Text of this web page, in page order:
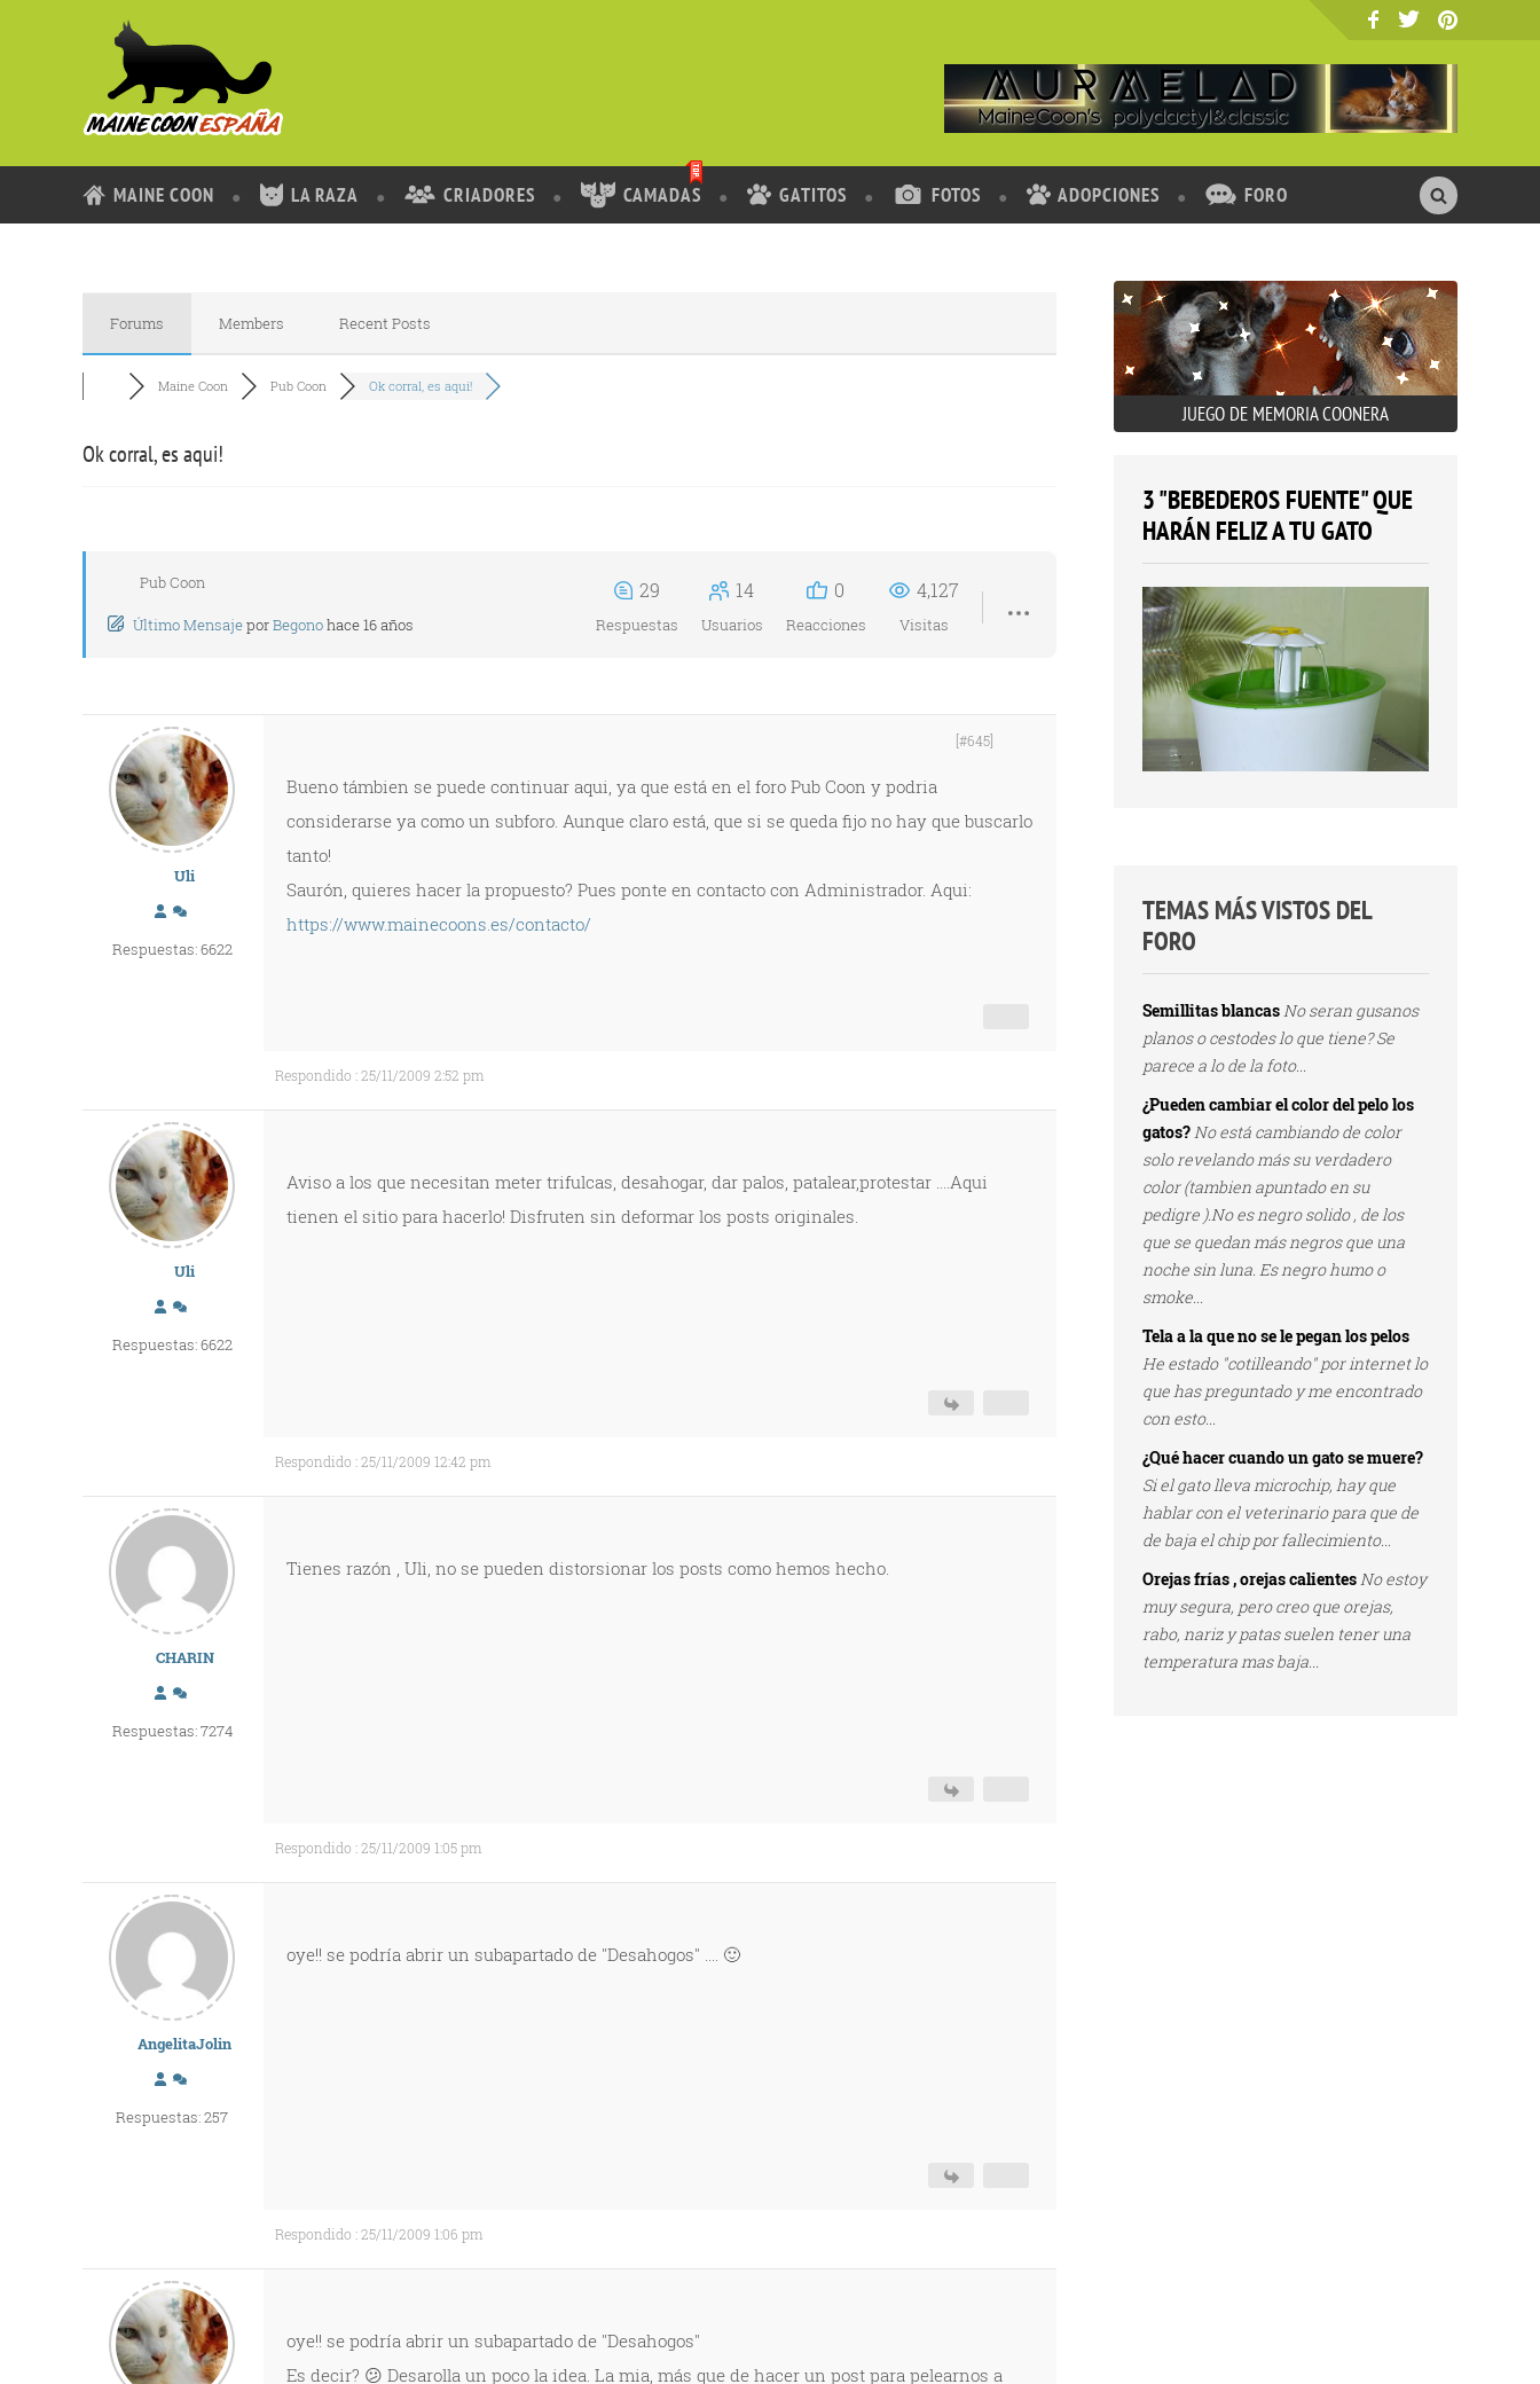
MAINE COON LA RAZA CRIADORES CAMADAS GATITOS FOTOS ADOPCIONES FORO
Forums Members Recent Posts
Maine Coon Pub Coon Ok corral, es aqui!
Ok corral, es aqui!
Pub Coon
Último MensajeporBegonohace 16 años
29
Respuestas
14
Usuarios
0
Reacciones
4,127
Visitas
Uli
Respuestas: 6622
[#645]
Bueno támbien se puede continuar aqui, ya que está en el foro Pub Coon y podria
considerarse ya como un subforo. Aunque claro está, que si se queda fijo no hay que buscarlo
tanto!
Saurón, quieres hacer la propuesto? Pues ponte en contacto con Administrador. Aqui:
https://www.mainecoons.es/contacto/
Respondido : 25/11/2009 2:52 pm
Uli
Respuestas: 6622
Aviso a los que necesitan meter trifulcas, desahogar, dar palos, patalear,protestar ....Aqui
tienen el sitio para hacerlo! Disfruten sin deformar los posts originales.
Respondido : 25/11/2009 12:42 pm
CHARIN
Respuestas: 7274
Tienes razón , Uli, no se pueden distorsionar los posts como hemos hecho.
Respondido : 25/11/2009 1:05 pm
AngelitaJolin
Respuestas: 257
oye!! se podría abrir un subapartado de "Desahogos" .... 🙂
Respondido : 25/11/2009 1:06 pm
oye!! se podría abrir un subapartado de "Desahogos"
Es decir? 😕 Desarolla un poco la idea. La mia, más que de hacer un post para pelearnos a
JUEGO DE MEMORIA COONERA
3 "BEBEDEROS FUENTE" QUE
HARÁN FELIZ A TU GATO
TEMAS MÁS VISTOS DEL
FORO
Semillitas blancasNo seran gusanos
planos o cestodes lo que tiene? Se
parece a lo de la foto...
¿Pueden cambiar el color del pelo los
gatos?No está cambiando de color
solo revelando más su verdadero
color (tambien apuntado en su
pedigre ).No es negro solido , de los
que se quedan más negros que una
noche sin luna. Es negro humo o
smoke...
Tela a la que no se le pegan los pelos
He estado "cotilleando" por internet lo
que has preguntado y me encontrado
con esto...
¿Qué hacer cuando un gato se muere?
Si el gato lleva microchip, hay que
hablar con el veterinario para que de
de baja el chip por fallecimiento...
Orejas frías , orejas calientesNo estoy
muy segura, pero creo que orejas,
rabo, nariz y patas suelen tener una
temperatura mas baja...